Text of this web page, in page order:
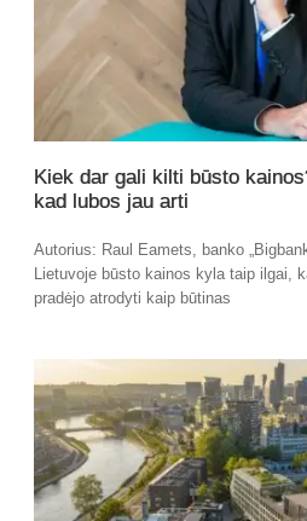
Kiek dar gali kilti būsto
kad lubos jau arti
Autorius: Raul Eamets, banko
Lietuvoje būsto kainos kyla taip ilgai,
pradėjo atrodyti kaip būtinas